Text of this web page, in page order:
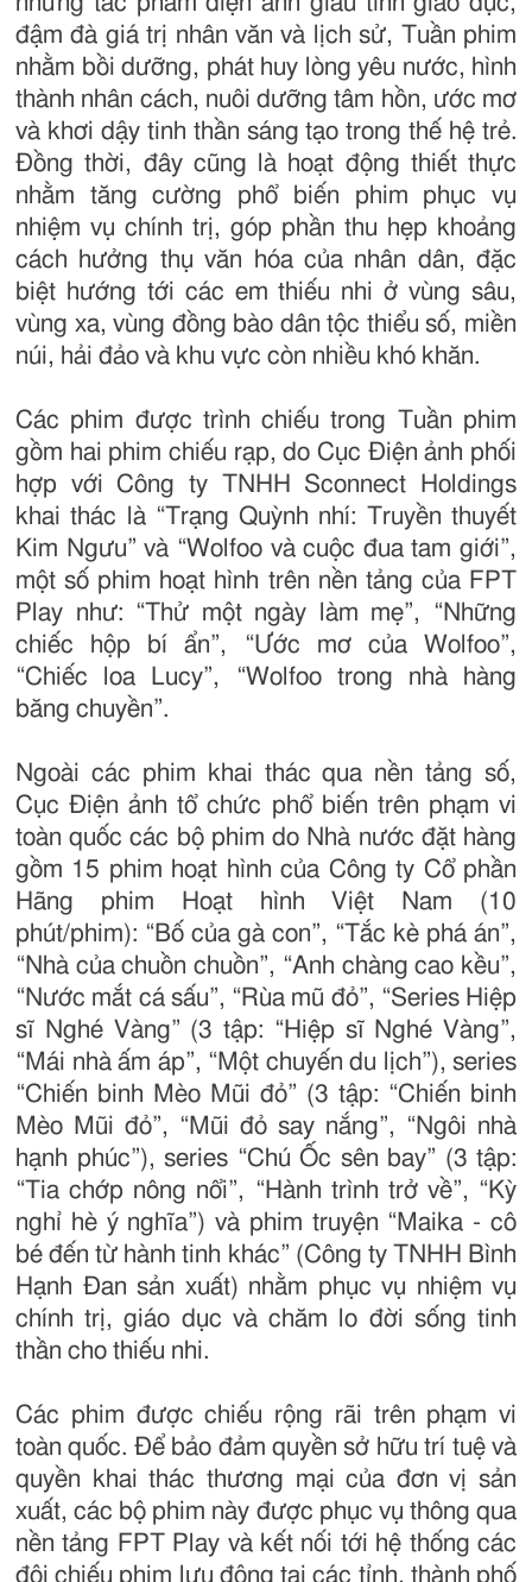
đậm đà giá trị nhân văn và lịch sử, Tuần phim
nhằm bồi dưỡng, phát huy lòng yêu nước, hình
thành nhân cách, nuôi dưỡng tâm hồn, ước mơ
và khơi dậy tinh thần sáng tạo trong thế hệ trẻ.
Đồng thời, đây cũng là hoạt động thiết thực
nhằm tăng cường phổ biến phim phục vụ
nhiệm vụ chính trị, góp phần thu hẹp khoảng
cách hưởng thụ văn hóa của nhân dân, đặc
biệt hướng tới các em thiếu nhi ở vùng sâu,
vùng xa, vùng đồng bào dân tộc thiểu số, miền
núi, hải đảo và khu vực còn nhiều khó khăn.
Các phim được trình chiếu trong Tuần phim
gồm hai phim chiếu rạp, do Cục Điện ảnh phối
hợp với Công ty TNHH Sconnect Holdings
khai thác là “Trạng Quỳnh nhí: Truyền thuyết
Kim Ngưu” và “Wolfoo và cuộc đua tam giới”,
một số phim hoạt hình trên nền tảng của FPT
Play như: “Thử một ngày làm mẹ”, “Những
chiếc hộp bí ẩn”, “Ước mơ của Wolfoo”,
“Chiếc loa Lucy”, “Wolfoo trong nhà hàng
băng chuyền”.
Ngoài các phim khai thác qua nền tảng số,
Cục Điện ảnh tổ chức phổ biến trên phạm vi
toàn quốc các bộ phim do Nhà nước đặt hàng
gồm 15 phim hoạt hình của Công ty Cổ phần
Hãng phim Hoạt hình Việt Nam (10
phút/phim): “Bố của gà con”, “Tắc kè phá án”,
“Nhà của chuồn chuồn”, “Anh chàng cao kều”,
“Nước mắt cá sấu”, “Rùa mũ đỏ”, “Series Hiệp
sĩ Nghé Vàng” (3 tập: “Hiệp sĩ Nghé Vàng”,
“Mái nhà ấm áp”, “Một chuyến du lịch”), series
“Chiến binh Mèo Mũi đỏ” (3 tập: “Chiến binh
Mèo Mũi đỏ”, “Mũi đỏ say nắng”, “Ngôi nhà
hạnh phúc”), series “Chú Ốc sên bay” (3 tập:
“Tia chớp nông nổi”, “Hành trình trở về”, “Kỳ
nghỉ hè ý nghĩa”) và phim truyện “Maika - cô
bé đến từ hành tinh khác” (Công ty TNHH Bình
Hạnh Đan sản xuất) nhằm phục vụ nhiệm vụ
chính trị, giáo dục và chăm lo đời sống tinh
thần cho thiếu nhi.
Các phim được chiếu rộng rãi trên phạm vi
toàn quốc. Để bảo đảm quyền sở hữu trí tuệ và
quyền khai thác thương mại của đơn vị sản
xuất, các bộ phim này được phục vụ thông qua
nền tảng FPT Play và kết nối tới hệ thống các
đội chiếu phim lưu động tại các tỉnh, thành phố